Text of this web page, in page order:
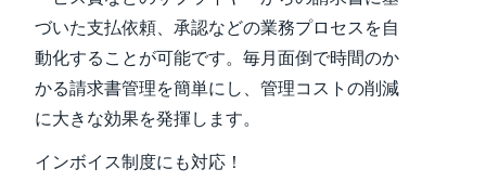
Belgium (English)
España (Español)
Norway (English)
づいた支払依頼、承認などの業務プロセスを自
動化することが可能です。毎月面倒で時間のか
かる請求書管理を簡単にし、管理コストの削減
に大きな効果を発揮します。
インボイス制度にも対応！